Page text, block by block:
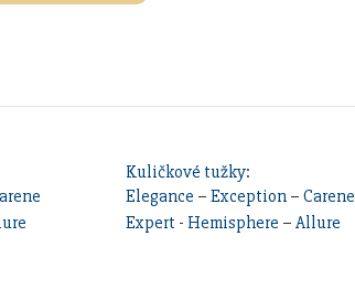
Kuličkové tužky:
Elegance – Exception – Carene
Expert - Hemisphere – Allure